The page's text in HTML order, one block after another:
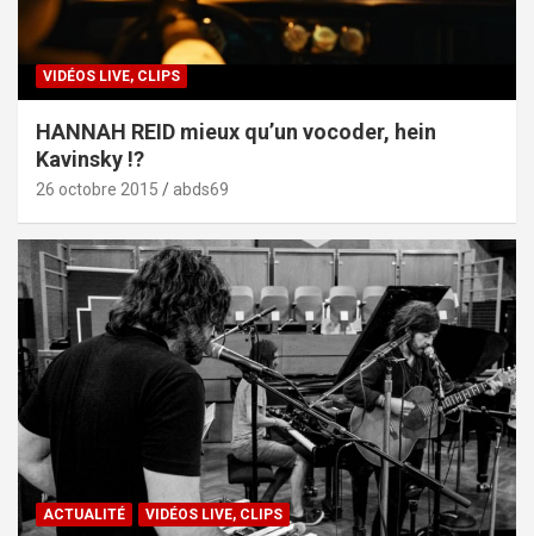
VIDÉOS LIVE, CLIPS
HANNAH REID mieux qu’un vocoder, hein
Kavinsky !?
26 octobre 2015 abds69
ACTUALITÉ VIDÉOS LIVE, CLIPS